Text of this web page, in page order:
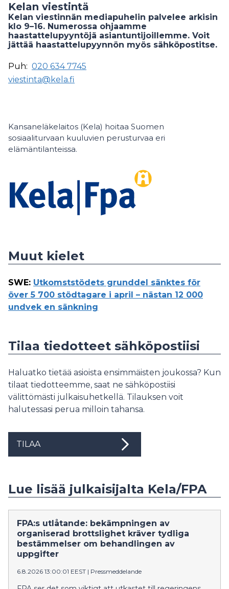
Kelan viestintä
Kelan viestinnän mediapuhelin palvelee arkisin
klo 9–16. Numerossa ohjaamme
haastattelupyyntöjä asiantuntijoillemme. Voit
jättää haastattelupyynnön myös sähköpostitse.
Puh: 020 634 7745
viestinta@kela.fi
Kansaneläkelaitos (Kela) hoitaa Suomen
sosiaaliturvaan kuuluvien perusturvaa eri
elämäntilanteissa.
Muut kielet
SWE: Utkomststödets grunddel sänktes för
över 5 700 stödtagare i april – nästan 12 000
undvek en sänkning
Tilaa tiedotteet sähköpostiisi
Haluatko tietää asioista ensimmäisten joukossa? Kun
tilaat tiedotteemme, saat ne sähköpostiisi
välittömästi julkaisuhetkellä. Tilauksen voit
halutessasi perua milloin tahansa.
TILAA
Lue lisää julkaisijalta Kela/FPA
FPA:s utlåtande: bekämpningen av
organiserad brottslighet kräver tydliga
bestämmelser om behandlingen av
uppgifter
6.8.2026 13:00:01 EEST | Pressmeddelande